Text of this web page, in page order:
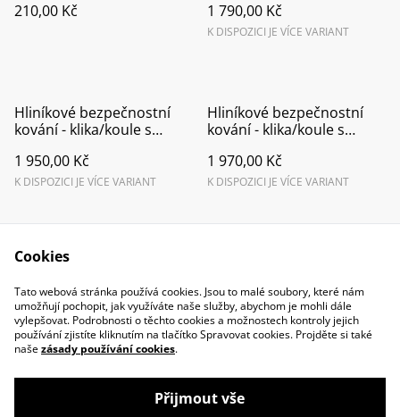
210,00 Kč
1 790,00 Kč
K DISPOZICI JE VÍCE VARIANT
Hliníkové bezpečnostní
kování - klika/koule s
1 950,00 Kč
K DISPOZICI JE VÍCE VARIANT
Hliníkové bezpečnostní
kování - klika/koule s
1 970,00 Kč
K DISPOZICI JE VÍCE VARIANT
Contact Us
Legal Terms
Privacy Policy
Cookie Policy
Cookies
Tato webová stránka používá cookies. Jsou to malé soubory, které nám
umožňují pochopit, jak využíváte naše služby, abychom je mohli dále
vylepšovat. Podrobnosti o těchto cookies a možnostech kontroly jejich
používání zjistíte kliknutím na tlačítko Spravovat cookies. Projděte si také
našezásady používání cookies.
Přijmout vše